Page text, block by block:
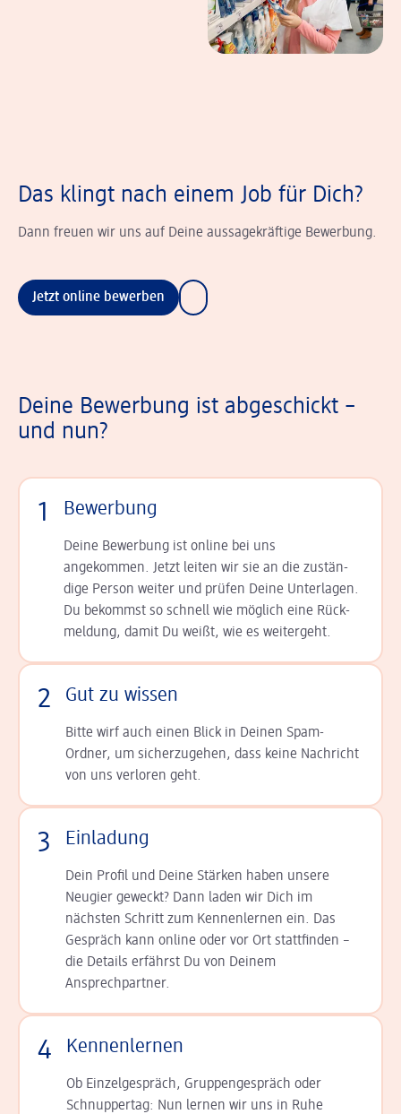
Das klingt nach einem Job für Dich?
Dann freuen wir uns auf Deine aussagekräftige Bewerbung.
Jetzt online bewerben
Deine Bewerbung ist abgeschickt –
und nun?
1 Bewerbung
Deine Bewerbung ist online bei uns
angekommen. Jetzt leiten wir sie an die zu­stän­
dige Person weiter und prüfen Deine Unterlagen.
Du bekommst so schnell wie möglich eine Rück­
meldung, damit Du weißt, wie es weitergeht.
2 Gut zu wissen
Bitte wirf auch einen Blick in Deinen Spam-
Ordner, um sicherzugehen, dass keine Nachricht
von uns verloren geht.
3 Einladung
Dein Profil und Deine Stär­ken haben unsere
Neugier geweckt? Dann laden wir Dich im
nächsten Schritt zum Kennen­lernen ein. Das
Gespräch kann online oder vor Ort statt­finden –
die Details er­fährst Du von Deinem
Ansprechpartner.
4 Kennenlernen
Ob Einzelgespräch, Grup­pen­gespräch oder
Schnup­per­tag: Nun lernen wir uns in Ruhe